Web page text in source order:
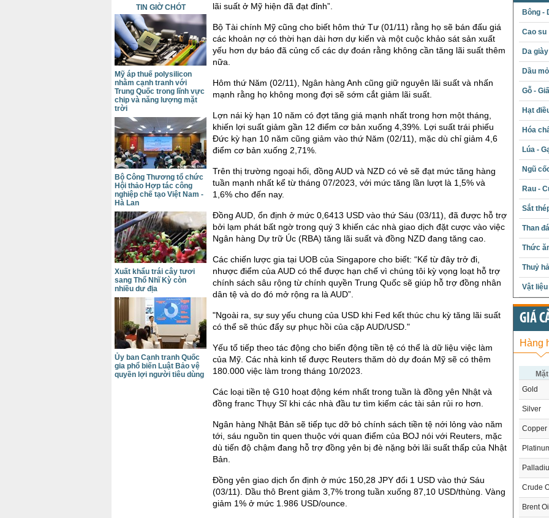
lãi suất ở Mỹ hiện đã đạt đỉnh”.
Bộ Tài chính Mỹ cũng cho biết hôm thứ Tư (01/11) rằng họ sẽ bán đấu giá
các khoản nợ có thời hạn dài hơn dự kiến và một cuộc khảo sát sản xuất
yếu hơn dự báo đã củng cố các dự đoán rằng không cần tăng lãi suất thêm
nữa.
Hôm thứ Năm (02/11), Ngân hàng Anh cũng giữ nguyên lãi suất và nhấn
mạnh rằng họ không mong đợi sẽ sớm cắt giảm lãi suất.
Lợn nái kỳ hạn 10 năm có đợt tăng giá mạnh nhất trong hơn một tháng,
khiến lợi suất giảm gần 12 điểm cơ bản xuống 4,39%. Lợi suất trái phiếu
Đức kỳ hạn 10 năm cũng giảm vào thứ Năm (02/11), mặc dù chỉ giảm 4,6
điểm cơ bản xuống 2,71%.
Trên thị trường ngoại hối, đồng AUD và NZD có vẻ sẽ đạt mức tăng hàng
tuần mạnh nhất kể từ tháng 07/2023, với mức tăng lần lượt là 1,5% và
1,6% cho đến nay.
Đồng AUD, ổn định ở mức 0,6413 USD vào thứ Sáu (03/11), đã được hỗ trợ
bởi lạm phát bất ngờ trong quý 3 khiến các nhà giao dịch đặt cược vào việc
Ngân hàng Dự trữ Úc (RBA) tăng lãi suất và đồng NZD đang tăng cao.
Các chiến lược gia tại UOB của Singapore cho biết: “Kể từ đây trở đi,
nhược điểm của AUD có thể được hạn chế vì chúng tôi kỳ vọng loạt hỗ trợ
chính sách sâu rộng từ chính quyền Trung Quốc sẽ giúp hỗ trợ đồng nhân
dân tệ và do đó mở rộng ra là AUD”.
"Ngoài ra, sự suy yếu chung của USD khi Fed kết thúc chu kỳ tăng lãi suất
có thể sẽ thúc đẩy sự phục hồi của cặp AUD/USD."
Yếu tố tiếp theo tác động cho biến động tiền tệ có thể là dữ liệu việc làm
của Mỹ. Các nhà kinh tế được Reuters thăm dò dự đoán Mỹ sẽ có thêm
180.000 việc làm trong tháng 10/2023.
Các loại tiền tệ G10 hoạt động kém nhất trong tuần là đồng yên Nhật và
đồng franc Thụy Sĩ khi các nhà đầu tư tìm kiếm các tài sản rủi ro hơn.
Ngân hàng Nhật Bản sẽ tiếp tục dỡ bỏ chính sách tiền tệ nới lỏng vào năm
tới, sáu nguồn tin quen thuộc với quan điểm của BOJ nói với Reuters, mặc
dù tiến độ chậm đang hỗ trợ đồng yên bị đè nặng bởi lãi suất thấp của Nhật
Bản.
Đồng yên giao dịch ổn định ở mức 150,28 JPY đổi 1 USD vào thứ Sáu
(03/11). Dầu thô Brent giảm 3,7% trong tuần xuống 87,10 USD/thùng. Vàng
giảm 1% ở mức 1.986 USD/ounce.
TIN GIỜ CHÓT
Mỹ áp thuế polysilicon
nhằm cạnh tranh với
Trung Quốc trong lĩnh vực
chip và năng lượng mặt
trời
Bộ Công Thương tổ chức
Hội thảo Hợp tác công
nghiệp chế tạo Việt Nam -
Hà Lan
Xuất khẩu trái cây tươi
sang Thổ Nhĩ Kỳ còn
nhiều dư địa
Ủy ban Cạnh tranh Quốc
gia phổ biến Luật Bảo vệ
quyền lợi người tiêu dùng
Bông -
Cao su
Da giày
Dầu
Gỗ -
Hạt
Hóa
Lúa -
Ngũ
Rau -
Sắt
Than đá
Thức
Thuỷ
Vật
GIÁ
Hàng
Gold
Silver
Copper
Crude
Brent